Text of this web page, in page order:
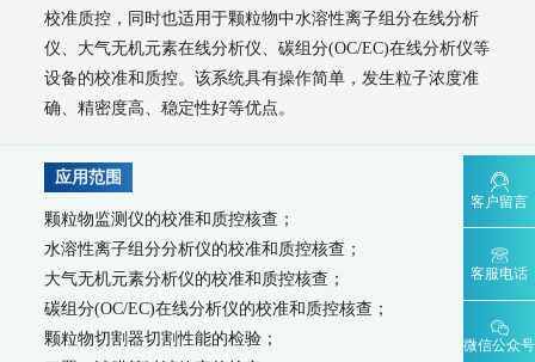
WQMS-900F-浮标式水质自动监测系统
WCS-900W-水质移动监测系统
MODEL 9811-高锰酸盐指数水质在线自动监测仪
MODEL 9870-水质自动采样器
MODEL 9001-叶绿素a水质在线自动监测仪
污染源水质监测系统
WWMS-900AI-数智化污染源水质在线监测系统
WWMS-900-污染源水质在线监测系统
MODEL 9820-氨氮水质在线自动监测仪
MODEL 9840-总磷水质在线自动监测仪
MODEL 9850-总氮水质在线自动监测仪
客户留言
客服电话
微信公众号
校准质控，同时也适用于颗粒物中水溶性离子组分在线分析
仪、大气无机元素在线分析仪、碳组分(OC/EC)在线分析仪等
设备的校准和质控。该系统具有操作简单，发生粒子浓度准
确、精密度高、稳定性好等优点。
应用范围
颗粒物监测仪的校准和质控核查；
水溶性离子组分分析仪的校准和质控核查；
大气无机元素分析仪的校准和质控核查；
碳组分(OC/EC)在线分析仪的校准和质控核查；
颗粒物切割器切割性能的检验；